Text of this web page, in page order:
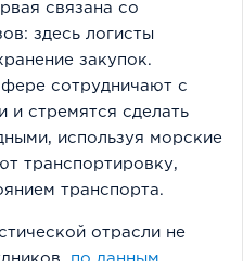
связана со
здесь логисты
закупок.
сотрудничают с
и стремятся сделать
используя морские
транспортировку,
транспорта.
отрасли не